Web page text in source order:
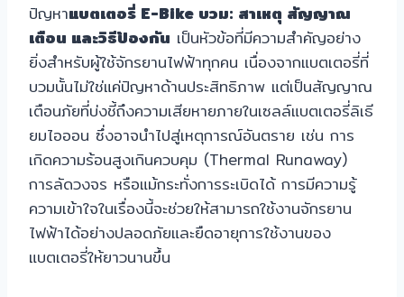
ปัญหาแบตเตอรี่ E-Bike บวม: สาเหตุ สัญญาณ
เตือน และวิธีป้องกัน เป็นหัวข้อที่มีความสำคัญอย่าง
ยิ่งสำหรับผู้ใช้จักรยานไฟฟ้าทุกคน เนื่องจากแบตเตอรี่ที่
บวมนั้นไม่ใช่แค่ปัญหาด้านประสิทธิภาพ แต่เป็นสัญญาณ
เตือนภัยที่บ่งชี้ถึงความเสียหายภายในเซลล์แบตเตอรี่ลิเธี
ยมไอออน ซึ่งอาจนำไปสู่เหตุการณ์อันตราย เช่น การ
เกิดความร้อนสูงเกินควบคุม (Thermal Runaway)
การลัดวงจร หรือแม้กระทั่งการระเบิดได้ การมีความรู้
ความเข้าใจในเรื่องนี้จะช่วยให้สามารถใช้งานจักรยาน
ไฟฟ้าได้อย่างปลอดภัยและยืดอายุการใช้งานของ
แบตเตอรี่ให้ยาวนานขึ้น